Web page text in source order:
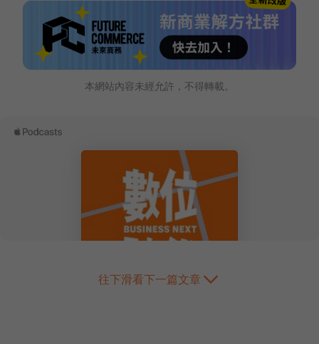
本網站內容未經允許，不得轉載。
往下滑看下一篇文章